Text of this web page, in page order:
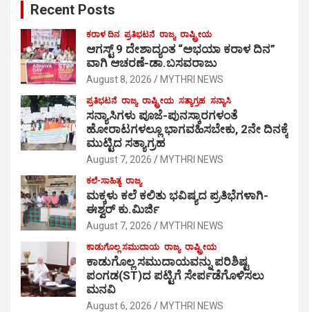
Recent Posts
ಕರಾಳ ದಿನ ಪ್ರತಿಭಟನೆ ರಾಜ್ಯ ರಾಷ್ಟ್ರೀಯ
ಆಗಸ್ಟ್ 9 ದೇಶಾದ್ಯಂತ “ಅಭಯಾ ಕರಾಳ ದಿನ”
ವಾಗಿ ಆಚರಣೆ-ಡಾ.ಬಸವರಾಜು
August 8, 2026 MYTHRI NEWS
ಪ್ರತಿಭಟನೆ ರಾಜ್ಯ ರಾಷ್ಟ್ರೀಯ ಸತ್ಯಾಗ್ರಹ ಸನ್ಯಾಸಿ
ಸನ್ಯಾಸಿಗಳು ಪೂಜೆ-ಪುನಸ್ಕಾರಗಳಂತೆ
ಹೋರಾಟಗಳಲ್ಲೂ ಭಾಗವಹಿಸಬೇಕು, 2ನೇ ದಿನಕ್ಕೆ
ಮುಟ್ಟಿದ ಸತ್ಯಾಗ್ರಹ
August 7, 2026 MYTHRI NEWS
ಕಲೆ-ಸಾಹಿತ್ಯ ರಾಜ್ಯ
ಮಕ್ಕಳು ಕಲೆ ಕಲಿತು ಭವಿಷ್ಯದ ಪ್ರತಿಭೆಗಳಾಗಿ-
ಈಶ್ವರ್ ಕು.ಮಿರ್ಜಿ
August 7, 2026 MYTHRI NEWS
ಕಾಡುಗೊಲ್ಲ ಸಮುದಾಯ ರಾಜ್ಯ ರಾಷ್ಟ್ರೀಯ
ಕಾಡುಗೊಲ್ಲ ಸಮುದಾಯವನ್ನು ಪರಿಶಿಷ್ಟ
ಪಂಗಡ(ST)ದ ಪಟ್ಟಿಗೆ ಸೇರ್ಪಡೆಗೊಳಿಸಲು
ಮನವಿ
August 6, 2026 MYTHRI NEWS